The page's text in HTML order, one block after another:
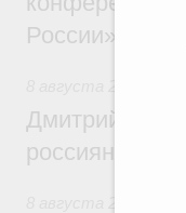
России»
Дмитрий
россиян с